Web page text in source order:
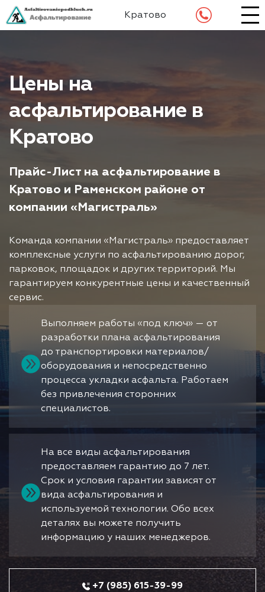
Кратово
Цены на
асфальтирование в
Кратово
Прайс-Лист на асфальтирование в
Кратово и Раменском районе от
компании «Магистраль»
Команда компании «Магистраль» предоставляет
комплексные услуги по асфальтированию дорог,
парковок, площадок и других территорий. Мы
гарантируем конкурентные цены и качественный
сервис.
Выполняем работы «под ключ» — от
разработки плана асфальтирования
до транспортировки материалов/
оборудования и непосредственно
процесса укладки асфальта. Работаем
без привлечения сторонних
специалистов.
На все виды асфальтирования
предоставляем гарантию до 7 лет.
Срок и условия гарантии зависят от
вида асфальтирования и
используемой технологии. Обо всех
деталях вы можете получить
информацию у наших менеджеров.
+7 (985) 615-39-99